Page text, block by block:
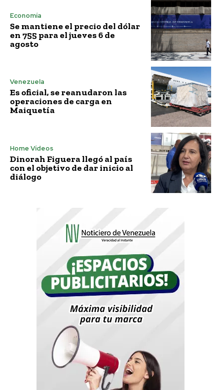
Economía
Se mantiene el precio del dólar
en 755 para el jueves 6 de
agosto
Venezuela
Es oficial, se reanudaron las
operaciones de carga en
Maiquetía
Home Vídeos
Dinorah Figuera llegó al país
con el objetivo de dar inicio al
diálogo